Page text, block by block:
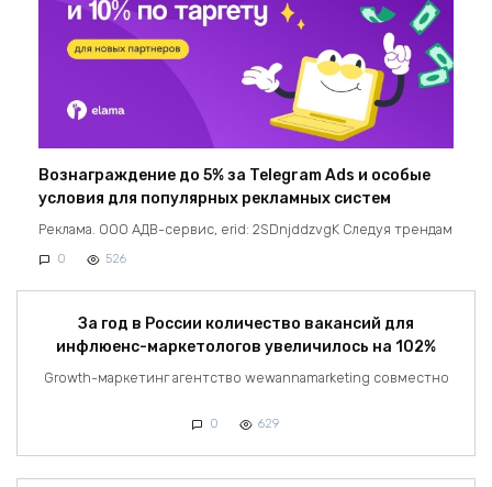
Вознаграждение до 5% за Telegram Ads и особые
условия для популярных рекламных систем
Реклама. ООО АДВ-сервис, erid: 2SDnjddzvgK Следуя трендам
0 526
За год в России количество вакансий для
инфлюенс-маркетологов увеличилось на 102%
Growth-маркетинг агентство wewannamarketing совместно
0 629